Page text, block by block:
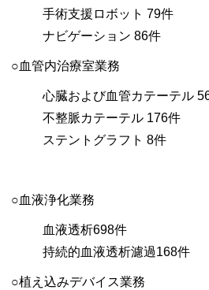
手術支援ロボット 79件
ナビゲーション 86件
○血管内治療室業務
心臓および血管カテーテル
不整脈カテーテル 176件
ステントグラフト 8件
○血液浄化業務
血液透析698件
持続的血液透析濾過168件
○植え込みデバイス業務